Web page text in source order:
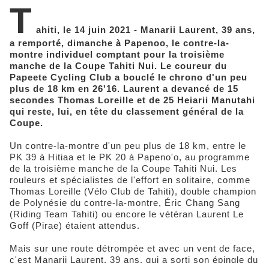
T ahiti, le 14 juin 2021 - Manarii Laurent, 39 ans,
a remporté, dimanche à Papenoo, le contre-la-
montre individuel comptant pour la troisième
manche de la Coupe Tahiti Nui. Le coureur du
Papeete Cycling Club a bouclé le chrono d'un peu
plus de 18 km en 26'16. Laurent a devancé de 15
secondes Thomas Loreille et de 25 Heiarii Manutahi
qui reste, lui, en tête du classement général de la
Coupe.
Un contre-la-montre d'un peu plus de 18 km, entre le
PK 39 à Hitiaa et le PK 20 à Papeno'o, au programme
de la troisième manche de la Coupe Tahiti Nui. Les
rouleurs et spécialistes de l'effort en solitaire, comme
Thomas Loreille (Vélo Club de Tahiti), double champion
de Polynésie du contre-la-montre, Éric Chang Sang
(Riding Team Tahiti) ou encore le vétéran Laurent Le
Goff (Pirae) étaient attendus.
Mais sur une route détrompée et avec un vent de face,
c'est Manarii Laurent, 39 ans, qui a sorti son épingle du